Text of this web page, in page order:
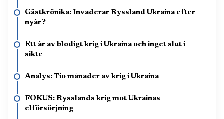
Gästkrönika: Invaderar Ryssland Ukraina efter
nyår?
Ett år av blodigt krig i Ukraina och inget slut i
sikte
Analys: Tio månader av krig i Ukraina
FOKUS: Rysslands krig mot Ukrainas
elförsörjning